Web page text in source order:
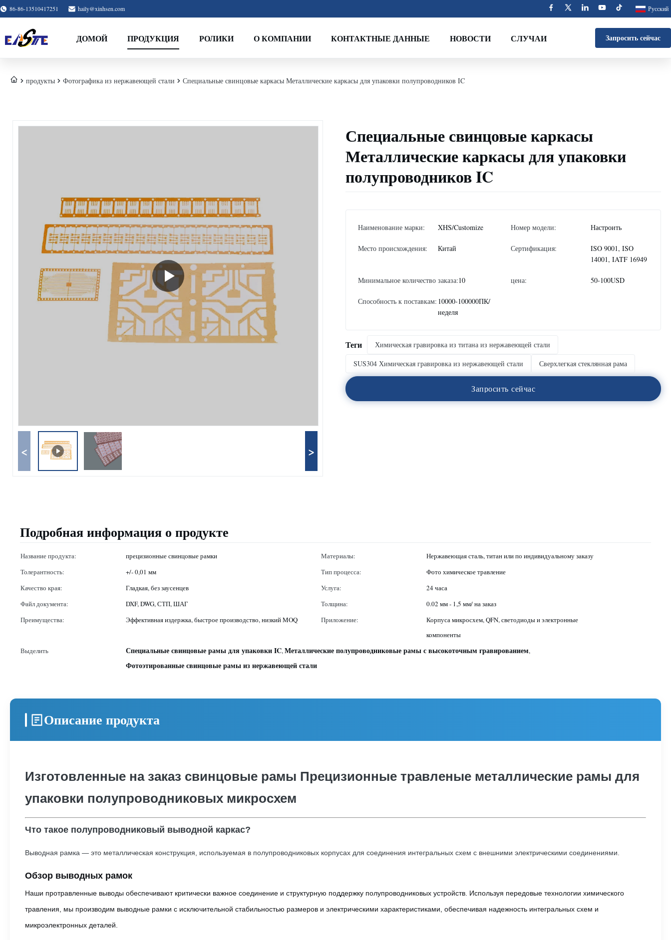
86-86-13510417251 haily@xinhsen.com Русский
ДОМОЙ ПРОДУКЦИЯ РОЛИКИ О КОМПАНИИ КОНТАКТНЫЕ ДАННЫЕ НОВОСТИ СЛУЧАИ Запросить сейчас
продукты Фотографика из нержавеющей стали Специальные свинцовые каркасы Металлические каркасы для упаковки полупроводников IC
< >
Специальные свинцовые каркасы
Металлические каркасы для упаковки
полупроводников IC
Наименование марки: XHS/Customize Номер модели: Настроить
Место происхождения: Китай Сертификация:
ISO 9001, ISO
14001, IATF 16949
Минимальное количество заказа:10 цена: 50-100USD
Способность к поставкам: 10000-100000ПК/
неделя
Теги
Химическая гравировка из титана из нержавеющей стали
SUS304 Химическая гравировка из нержавеющей стали
Сверхлегкая стеклянная рама
Запросить сейчас
Подробная информация о продукте
Название продукта: прецизионные свинцовые рамки Материалы:
Нержавеющая сталь, титан или по индивидуальному заказу
Толерантность:
+/- 0,01 мм Тип процесса:
Фото химическое травление
Качество края:
Гладкая, без заусенцев Услуга:
24 часа
Файл документа:
DXF, DWG, СТП, ШАГ Толщина:
0.02 мм - 1,5 мм/ на заказ
Преимущества:
Эффективная издержка, быстрое производство, низкий MOQ Приложение:
Корпуса микросхем, QFN, светодиоды и электронные
компоненты
Выделить
Специальные свинцовые рамы для упаковки IC,Металлические полупроводниковые рамы с высокоточным гравированием,
Фотоэтированные свинцовые рамы из нержавеющей стали
Описание продукта
Изготовленные на заказ свинцовые рамы Прецизионные травленые металлические рамы для
упаковки полупроводниковых микросхем
Что такое полупроводниковый выводной каркас?
Выводная рамка — это металлическая конструкция, используемая в полупроводниковых корпусах для соединения интегральных схем с внешними электрическими соединениями.
Обзор выводных рамок
Наши протравленные выводы обеспечивают критически важное соединение и структурную поддержку полупроводниковых устройств. Используя передовые технологии химического
травления, мы производим выводные рамки с исключительной стабильностью размеров и электрическими характеристиками, обеспечивая надежность интегральных схем и
микроэлектронных деталей.